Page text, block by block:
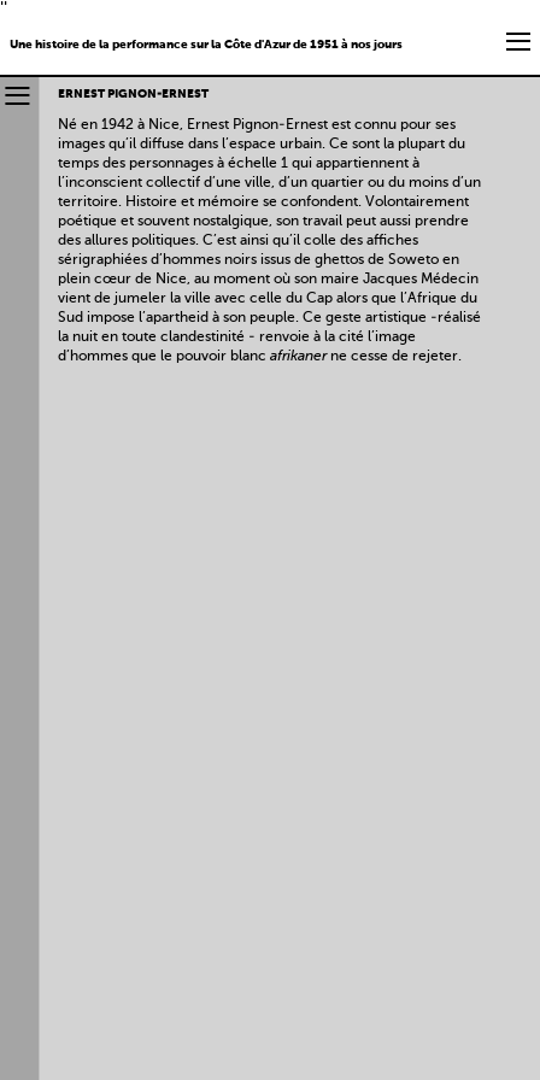
''
Une histoire de la performance sur la Côte d'Azur de 1951 à nos jours
ERNEST PIGNON-ERNEST
Né en 1942 à Nice, Ernest Pignon-Ernest est connu pour ses
images qu’il diffuse dans l’espace urbain. Ce sont la plupart du
temps des personnages à échelle 1 qui appartiennent à
l’inconscient collectif d’une ville, d’un quartier ou du moins d’un
territoire. Histoire et mémoire se confondent. Volontairement
poétique et souvent nostalgique, son travail peut aussi prendre
des allures politiques. C’est ainsi qu’il colle des affiches
sérigraphiées d’hommes noirs issus de ghettos de Soweto en
plein cœur de Nice, au moment où son maire Jacques Médecin
vient de jumeler la ville avec celle du Cap alors que l’Afrique du
Sud impose l’apartheid à son peuple. Ce geste artistique -réalisé
la nuit en toute clandestinité - renvoie à la cité l’image
d’hommes que le pouvoir blanc afrikanerne cesse de rejeter.